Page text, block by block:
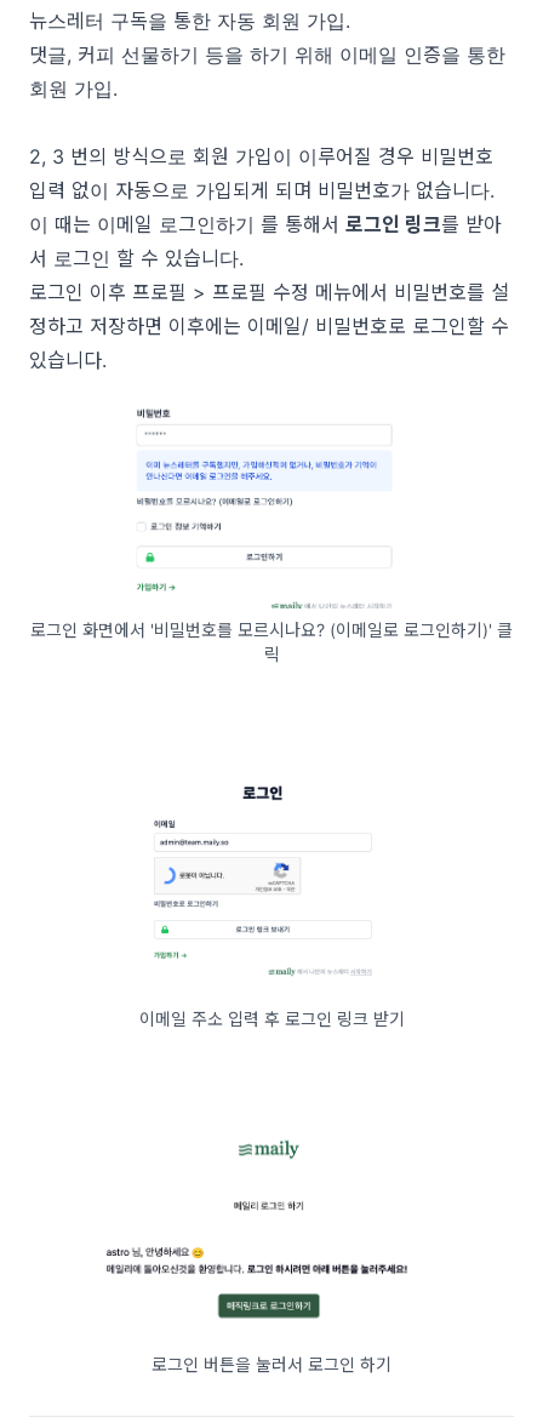
뉴스레터 구독을 통한 자동 회원 가입.
댓글, 커피 선물하기 등을 하기 위해 이메일 인증을 통한
회원 가입.
2, 3 번의 방식으로 회원 가입이 이루어질 경우 비밀번호
입력 없이 자동으로 가입되게 되며 비밀번호가 없습니다.
이 때는 이메일 로그인하기 를 통해서 로그인 링크를 받아
서 로그인 할 수 있습니다.
로그인 이후 프로필 > 프로필 수정 메뉴에서 비밀번호를 설
정하고 저장하면 이후에는 이메일/ 비밀번호로 로그인할 수
있습니다.
로그인 화면에서 '비밀번호를 모르시나요? (이메일로 로그인하기)' 클
릭
이메일 주소 입력 후 로그인 링크 받기
로그인 버튼을 눌러서 로그인 하기